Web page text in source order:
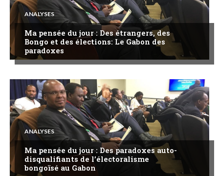
ANALYSES
Ma pensée du jour : Des étrangers, des
Bongo et des élections: Le Gabon des
paradoxes
ANALYSES
Ma pensée du jour : Des paradoxes auto-
disqualifiants de l’électoralisme
bongoïsé au Gabon